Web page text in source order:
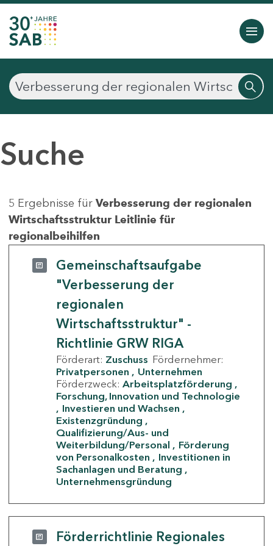
Suche
5 Ergebnisse für Verbesserung der regionalen
Wirtschaftsstruktur Leitlinie für
regionalbeihilfen
Gemeinschaftsaufgabe
"Verbesserung der
regionalen
Wirtschaftsstruktur" -
Richtlinie GRW RIGA
Förderart: Zuschuss Fördernehmer:
Privatpersonen
Unternehmen
Förderzweck: Arbeitsplatzförderung
Forschung, Innovation und Technologie
Investieren und Wachsen
Existenzgründung
Qualifizierung/Aus- und
Weiterbildung/Personal
Förderung
von Personalkosten
Investitionen in
Sachanlagen und Beratung
Unternehmensgründung
Förderrichtlinie Regionales